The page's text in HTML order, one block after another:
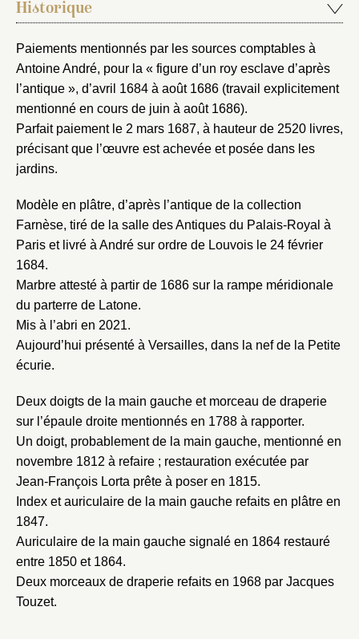
Historique
Paiements mentionnés par les sources comptables à
Antoine André, pour la « figure d’un roy esclave d’après
l’antique », d’avril 1684 à août 1686 (travail explicitement
mentionné en cours de juin à août 1686).
Parfait paiement le 2 mars 1687, à hauteur de 2520 livres,
précisant que l’œuvre est achevée et posée dans les
jardins.
Modèle en plâtre, d’après l’antique de la collection
Farnèse, tiré de la salle des Antiques du Palais-Royal à
Paris et livré à André sur ordre de Louvois le 24 février
1684.
Marbre attesté à partir de 1686 sur la rampe méridionale
du parterre de Latone.
Mis à l’abri en 2021.
Aujourd’hui présenté à Versailles, dans la nef de la Petite
écurie.
Deux doigts de la main gauche et morceau de draperie
sur l’épaule droite mentionnés en 1788 à rapporter.
Un doigt, probablement de la main gauche, mentionné en
novembre 1812 à refaire ; restauration exécutée par
Jean-François Lorta prête à poser en 1815.
Index et auriculaire de la main gauche refaits en plâtre en
1847.
Auriculaire de la main gauche signalé en 1864 restauré
entre 1850 et 1864.
Deux morceaux de draperie refaits en 1968 par Jacques
Touzet.
Choix du dossier où ajouter la
notice
Connexion